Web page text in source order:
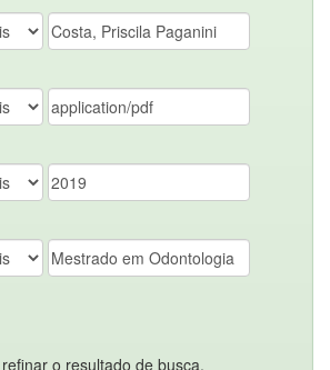
o resultado de busca.